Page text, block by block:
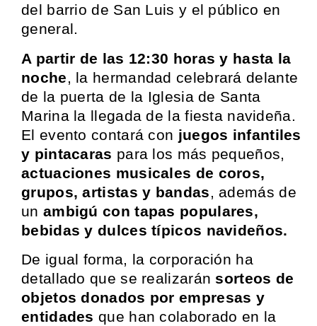
del barrio de San Luis y el público en
general.
A partir de las 12:30 horas y hasta la
noche, la hermandad celebrará delante
de la puerta de la Iglesia de Santa
Marina la llegada de la fiesta navideña.
El evento contará con juegos infantiles
y pintacaras para los más pequeños,
actuaciones musicales de coros,
grupos, artistas y bandas, además de
un ambigú con tapas populares,
bebidas y dulces típicos navideños.
De igual forma, la corporación ha
detallado que se realizarán sorteos de
objetos donados por empresas y
entidades que han colaborado en la